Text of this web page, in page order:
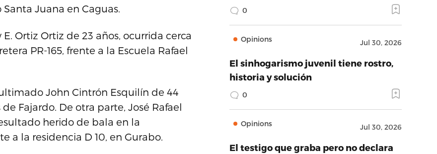
Juana en Caguas.
Ortiz Ortiz de 23 años, ocurrida cerca
PR-165, frente a la Escuela Rafael
John Cintrón Esquilín de 44
Fajardo. De otra parte, José Rafael
herido de bala en la
a la residencia D 10, en Gurabo.
0
Opinions Jul 30, 2026
El sinhogarismo juvenil tiene rostro,
historia y solución
0
Opinions Jul 30, 2026
El testigo que graba pero no declara